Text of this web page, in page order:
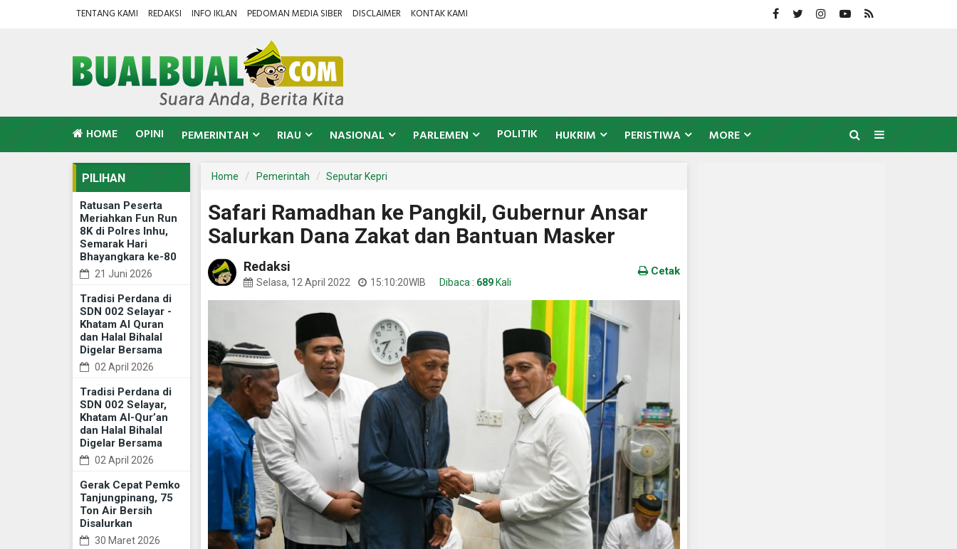
TENTANG KAMI REDAKSI INFO IKLAN PEDOMAN MEDIA SIBER DISCLAIMER KONTAK KAMI
HOME OPINI PEMERINTAH RIAU NASIONAL PARLEMEN POLITIK HUKRIM PERISTIWA MORE
PILIHAN
Ratusan Peserta
Meriahkan Fun Run
8K di Polres Inhu,
Semarak Hari
Bhayangkara ke-80
21 Juni 2026
Tradisi Perdana di
SDN 002 Selayar -
Khatam Al Quran
dan Halal Bihalal
Digelar Bersama
02 April 2026
Tradisi Perdana di
SDN 002 Selayar,
Khatam Al-Qur’an
dan Halal Bihalal
Digelar Bersama
02 April 2026
Gerak Cepat Pemko
Tanjungpinang, 75
Ton Air Bersih
Disalurkan
30 Maret 2026
Home Pemerintah Seputar Kepri
Safari Ramadhan ke Pangkil, Gubernur Ansar
Salurkan Dana Zakat dan Bantuan Masker
Redaksi
Selasa, 12 April 2022 15:10:20WIB Dibaca : 689 Kali
Cetak